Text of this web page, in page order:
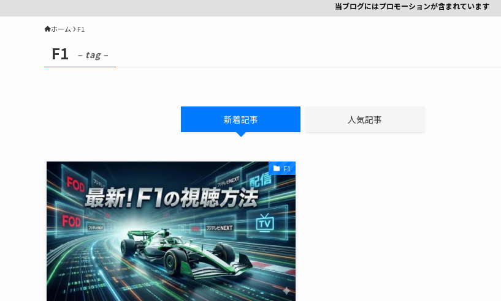
当ブログにはプロモーションが含まれています
ホーム F1
F1 – tag –
新着記事 人気記事
F1